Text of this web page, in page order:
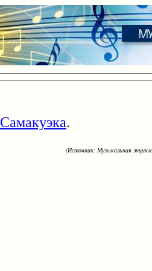
Самакуэка.
(Источник: Музыкальная